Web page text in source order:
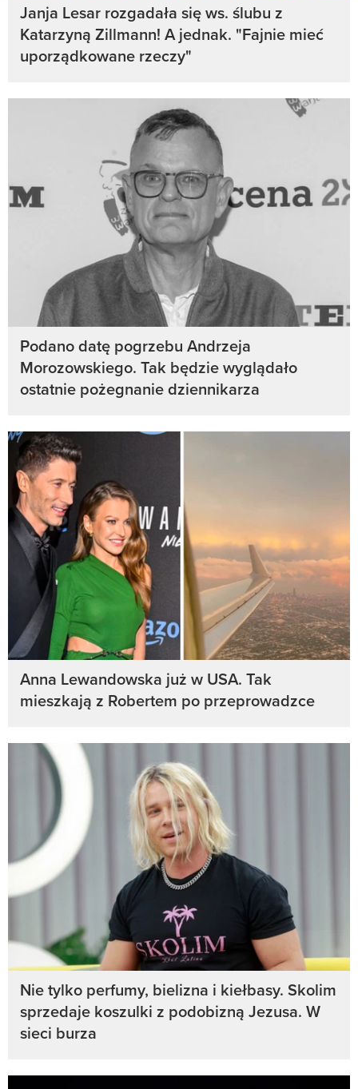
Janja Lesar rozgadała się ws. ślubu z
Katarzyną Zillmann! A jednak. "Fajnie mieć
uporządkowane rzeczy"
Podano datę pogrzebu Andrzeja
Morozowskiego. Tak będzie wyglądało
ostatnie pożegnanie dziennikarza
Anna Lewandowska już w USA. Tak
mieszkają z Robertem po przeprowadzce
Nie tylko perfumy, bielizna i kiełbasy. Skolim
sprzedaje koszulki z podobizną Jezusa. W
sieci burza